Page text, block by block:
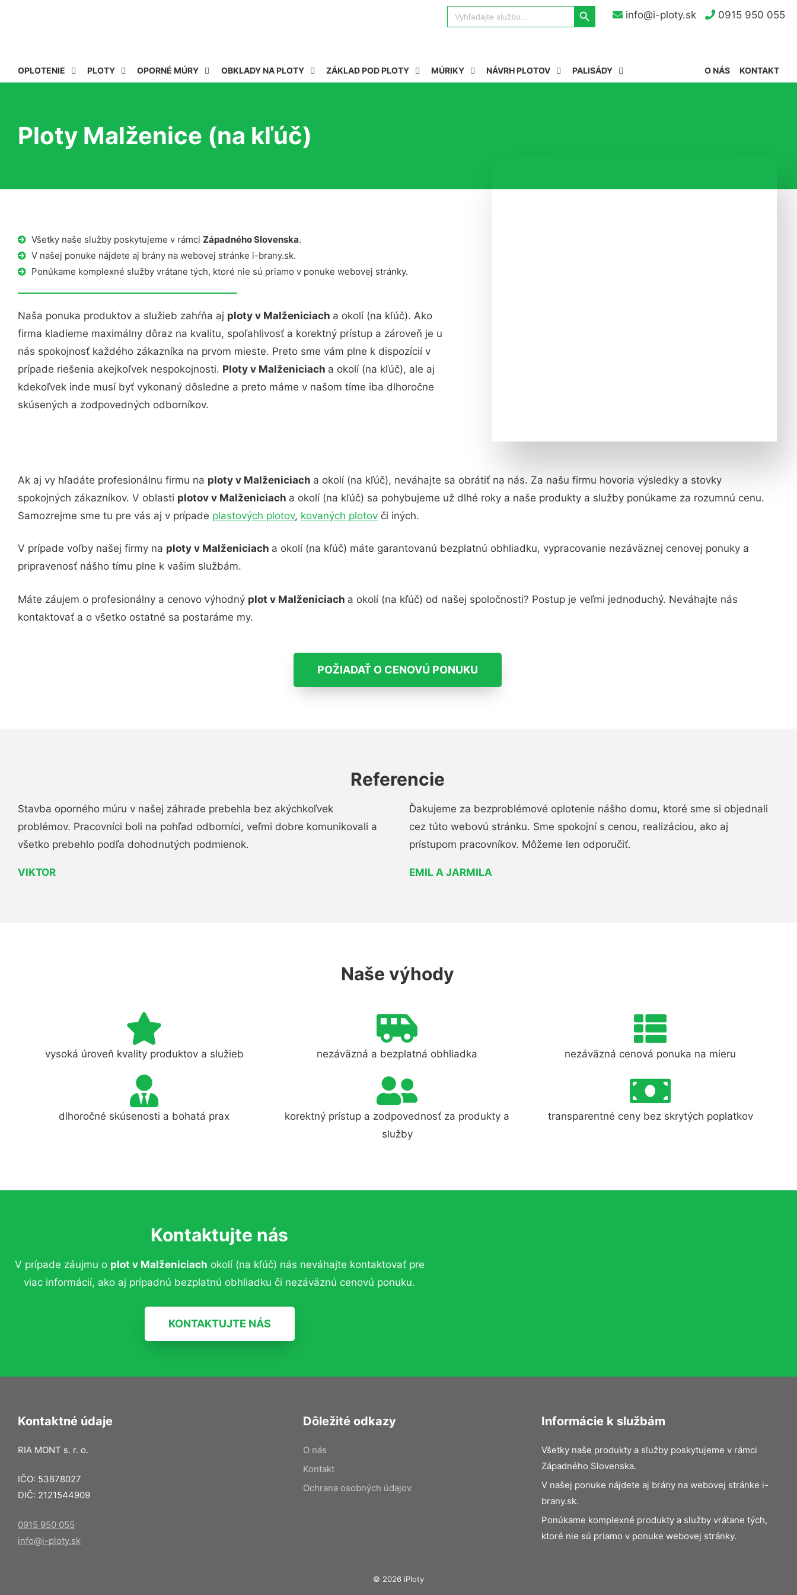
info@i-ploty.sk 0915 950 055
Search
for:
Search Button
OPLOTENIE PLOTY OPORNÉ MÚRY OBKLADY NA PLOTY ZÁKLAD POD PLOTY MÚRIKY NÁVRH PLOTOV PALISÁDY KONTAKT
O NÁS
Ploty Malženice (na kľúč)
Všetky naše služby poskytujeme v rámci Západného Slovenska.
V našej ponuke nájdete aj brány na webovej stránke i-brany.sk.
Ponúkame komplexné služby vrátane tých, ktoré nie sú priamo v ponuke webovej stránky.
Naša ponuka produktov a služieb zahŕňa aj ploty v Malženiciach a okolí (na kľúč). Ako
firma kladieme maximálny dôraz na kvalitu, spoľahlivosť a korektný prístup a zároveň je u
nás spokojnosť každého zákazníka na prvom mieste. Preto sme vám plne k dispozícií v
prípade riešenia akejkoľvek nespokojnosti. Ploty v Malženiciach a okolí (na kľúč), ale aj
kdekoľvek inde musí byť vykonaný dôsledne a preto máme v našom tíme iba dlhoročne
skúsených a zodpovedných odborníkov.
Ak aj vy hľadáte profesionálnu firmu na ploty v Malženiciach a okolí (na kľúč), neváhajte sa obrátiť na nás. Za našu firmu hovoria výsledky a stovky
spokojných zákazníkov. V oblasti plotov v Malženiciach a okolí (na kľúč) sa pohybujeme už dlhé roky a naše produkty a služby ponúkame za rozumnú cenu.
Samozrejme sme tu pre vás aj v prípade plastových plotov, kovaných plotov či iných.
V prípade voľby našej firmy na ploty v Malženiciach a okolí (na kľúč) máte garantovanú bezplatnú obhliadku, vypracovanie nezáväznej cenovej ponuky a
pripravenosť nášho tímu plne k vašim službám.
Máte záujem o profesionálny a cenovo výhodný plot v Malženiciach a okolí (na kľúč) od našej spoločnosti? Postup je veľmi jednoduchý. Neváhajte nás
kontaktovať a o všetko ostatné sa postaráme my.
POŽIADAŤ O CENOVÚ PONUKU
Referencie
Stavba oporného múru v našej záhrade prebehla bez akýchkoľvek
problémov. Pracovníci boli na pohľad odborníci, veľmi dobre komunikovali a
všetko prebehlo podľa dohodnutých podmienok.
VIKTOR
Ďakujeme za bezproblémové oplotenie nášho domu, ktoré sme si objednali
cez túto webovú stránku. Sme spokojní s cenou, realizáciou, ako aj
prístupom pracovníkov. Môžeme len odporučiť.
EMIL A JARMILA
Naše výhody
vysoká úroveň kvality produktov a služieb nezáväzná a bezplatná obhliadka nezáväzná cenová ponuka na mieru
dlhoročné skúsenosti a bohatá prax
korektný prístup a zodpovednosť za produkty a
služby
transparentné ceny bez skrytých poplatkov
Kontaktujte nás
V prípade záujmu o plot v Malženiciach okolí (na kľúč) nás neváhajte kontaktovať pre
viac informácií, ako aj prípadnú bezplatnú obhliadku či nezáväznú cenovú ponuku.
KONTAKTUJTE NÁS
Kontaktné údaje
RIA MONT s. r. o.
IČO: 53878027
DIČ: 2121544909
0915 950 055
info@i-ploty.sk
Dôležité odkazy
O nás
Kontakt
Ochrana osobných údajov
Informácie k službám
Všetky naše produkty a služby poskytujeme v rámci
Západného Slovenska.
V našej ponuke nájdete aj brány na webovej stránke i-
brany.sk.
Ponúkame komplexné produkty a služby vrátane tých,
ktoré nie sú priamo v ponuke webovej stránky.
© 2026 iPloty